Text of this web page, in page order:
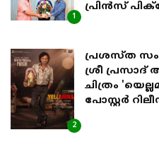
1
പ്രിൻസ്
2
പ്രശസ്ത
ശ്രീ പ്രസാദ്
ചിത്രം
പോസ്റ്റർ